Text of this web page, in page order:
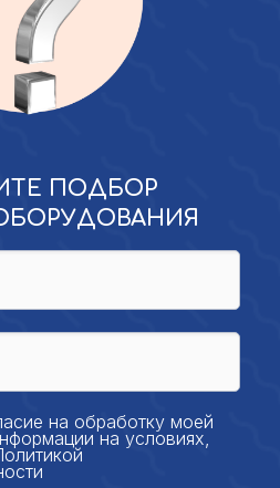
ПОДБОР
на обработку моей
на условиях,